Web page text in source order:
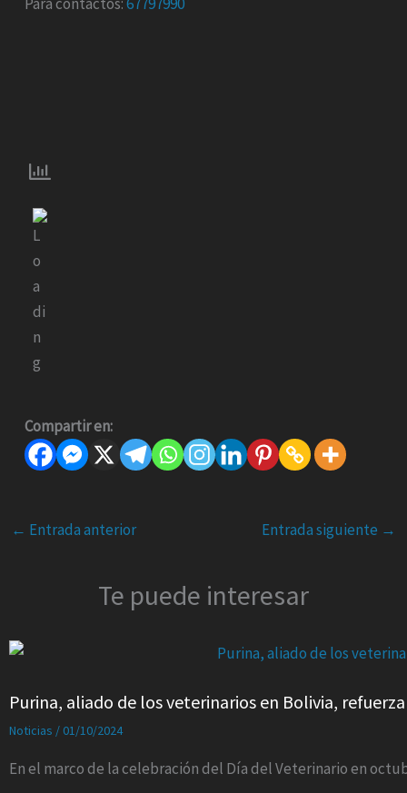
Para contactos:67797990
Compartir en:
← Entrada anterior Entrada siguiente →
Te puede interesar
Purina, aliado de los veterinarios en Bolivia,
Noticias / 01/10/2024
En el marco de la celebración del Día del Veterinario en